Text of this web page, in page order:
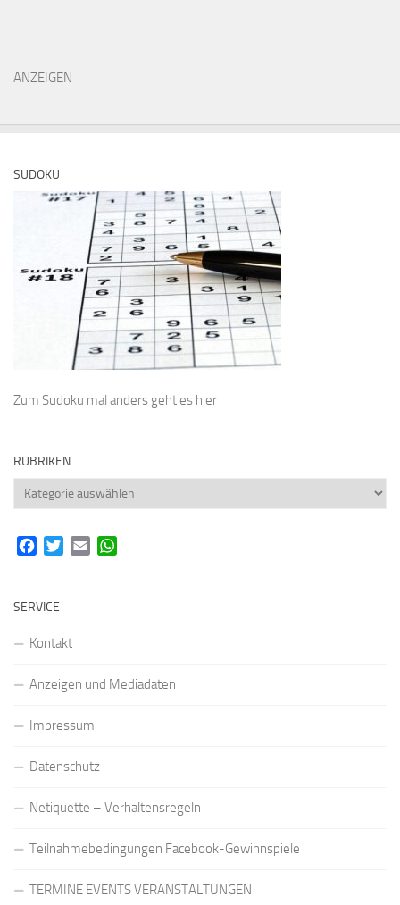
ANZEIGEN
SUDOKU
Zum Sudoku mal anders geht es hier
RUBRIKEN
Rubriken
FacebookTwitterEmail
SERVICE
Kontakt
Anzeigen und Mediadaten
Impressum
Datenschutz
Netiquette – Verhaltensregeln
Teilnahmebedingungen Facebook-Gewinnspiele
TERMINE EVENTS VERANSTALTUNGEN